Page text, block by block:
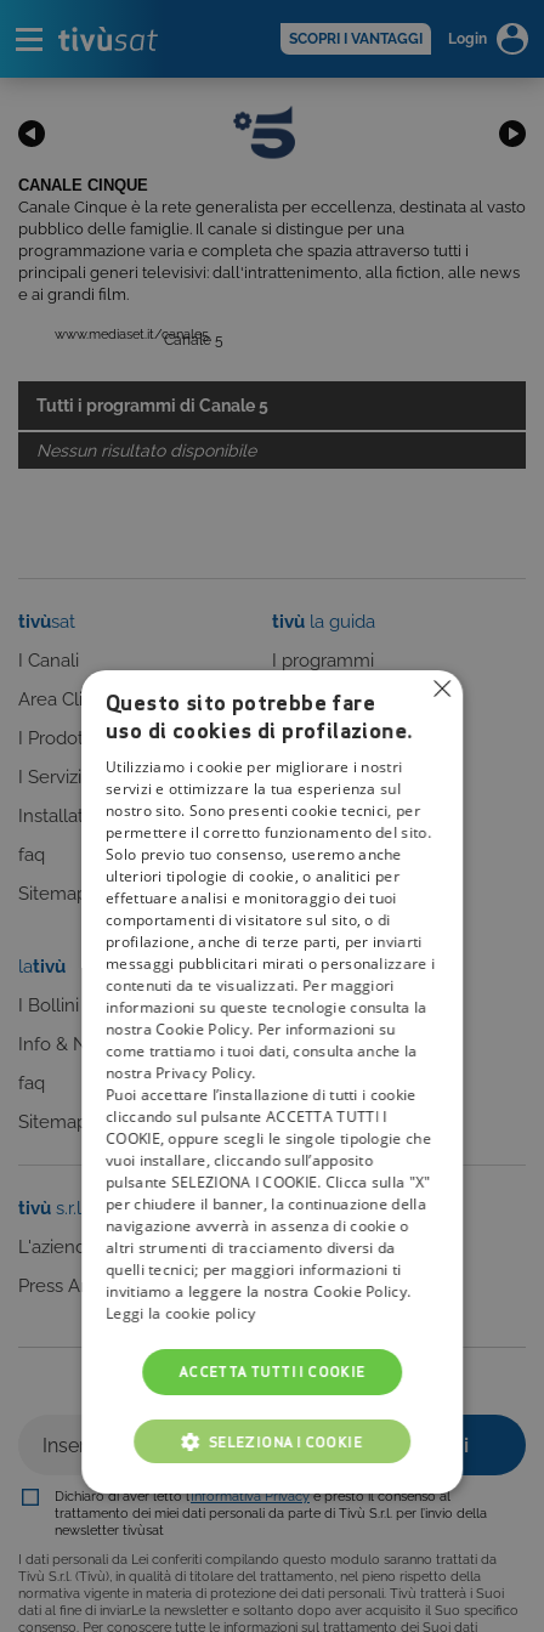
SCOPRI I VANTAGGI Login
CANALE CINQUE
Canale Cinque è la rete generalista per eccellenza, destinata al vasto
pubblico delle famiglie. Il canale si distingue per una
programmazione varia e completa che spazia attraverso tutti i
principali generi televisivi: dall'intrattenimento, alla fiction, alle news
e ai grandi film.
Canale 5
www.mediaset.it/canale5
Tutti i programmi di Canale 5
Nessun risultato disponibile
tivùsat
I Canali
Area Clienti
I Prodotti
I Servizi
Installatori
faq
Sitemap
tivù la guida
I programmi
I canali
La Guida +
faq
Sitemap
lativù
I Bollini
Info & News
faq
Sitemap
mytivù
tivù s.r.l.
L'azienda
Press Area
Sei un editore?
Clicca qui
Iscriviti alla nostra newsletter
Dichiaro di aver letto l’Informativa Privacye presto il consenso al
trattamento dei miei dati personali da parte di Tivù S.r.l. per l’invio della
newsletter tivùsat
I dati personali da Lei conferiti compilando questo modulo saranno trattati da
Tivù S.r.l. (Tivù), in qualità di titolare del trattamento, nel pieno rispetto della
normativa vigente in materia di protezione dei dati personali. Tivù tratterà i Suoi
dati al fine di inviarLe la newsletter e soltanto dopo aver acquisito il Suo specifico
consenso. Per conoscere tutte le informazioni sul trattamento dei Suoi dati
Questo sito potrebbe fare
uso di cookies di profilazione.
Utilizziamo i cookie per migliorare i nostri
servizi e ottimizzare la tua esperienza sul
nostro sito. Sono presenti cookie tecnici, per
permettere il corretto funzionamento del sito.
Solo previo tuo consenso, useremo anche
ulteriori tipologie di cookie, o analitici per
effettuare analisi e monitoraggio dei tuoi
comportamenti di visitatore sul sito, o di
profilazione, anche di terze parti, per inviarti
messaggi pubblicitari mirati o personalizzare i
contenuti da te visualizzati. Per maggiori
informazioni su queste tecnologie consulta la
nostra Cookie Policy. Per informazioni su
come trattiamo i tuoi dati, consulta anche la
nostra Privacy Policy.
Puoi accettare l’installazione di tutti i cookie
cliccando sul pulsante ACCETTA TUTTI I
COOKIE, oppure scegli le singole tipologie che
vuoi installare, cliccando sull’apposito
pulsante SELEZIONA I COOKIE. Clicca sulla "X"
per chiudere il banner, la continuazione della
navigazione avverrà in assenza di cookie o
altri strumenti di tracciamento diversi da
quelli tecnici; per maggiori informazioni ti
invitiamo a leggere la nostra Cookie Policy.
Leggi la cookie policy
ACCETTA TUTTI I COOKIE
SELEZIONA I COOKIE
COOKIE TECNICI
COOKIE DI PROFILAZIONE